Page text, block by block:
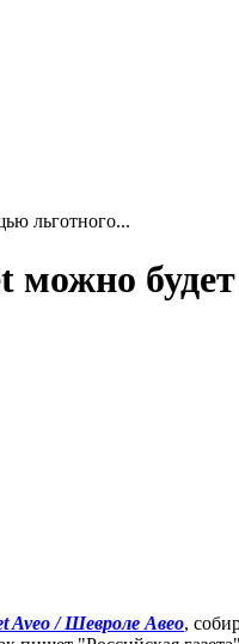
льготного...
Aveo / Шевроле Авео,